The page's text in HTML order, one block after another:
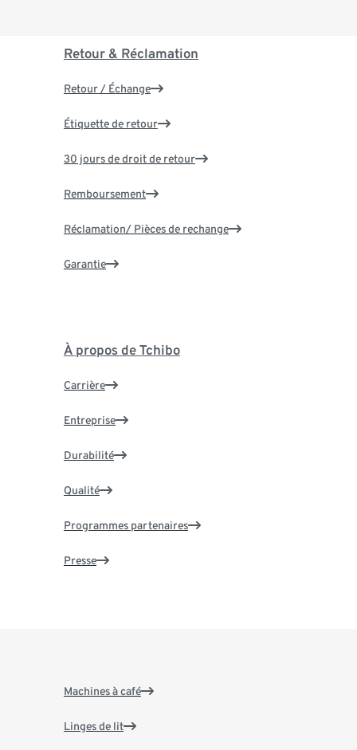
Retour & Réclamation
Retour / Échange
Étiquette de retour
30 jours de droit de retour
Remboursement
Réclamation/ Pièces de rechange
Garantie
À propos de Tchibo
Carrière
Entreprise
Durabilité
Qualité
Programmes partenaires
Presse
Machines à café
Linges de lit